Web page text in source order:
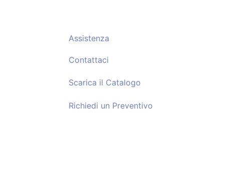
Assistenza
Contattaci
Scarica il Catalogo
Richiedi un Preventivo